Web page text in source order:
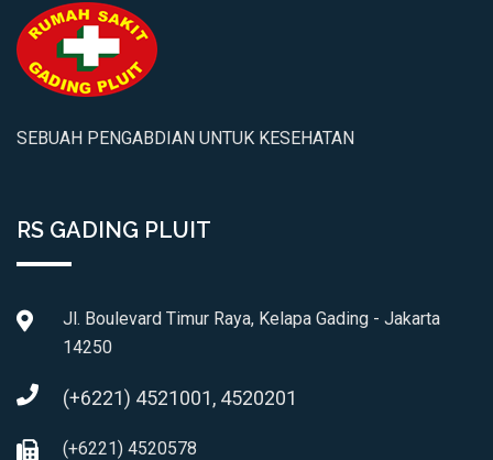
SEBUAH PENGABDIAN UNTUK KESEHATAN
RS GADING PLUIT
Jl. Boulevard Timur Raya, Kelapa Gading - Jakarta
14250
(+6221) 4521001, 4520201
(+6221) 4520578